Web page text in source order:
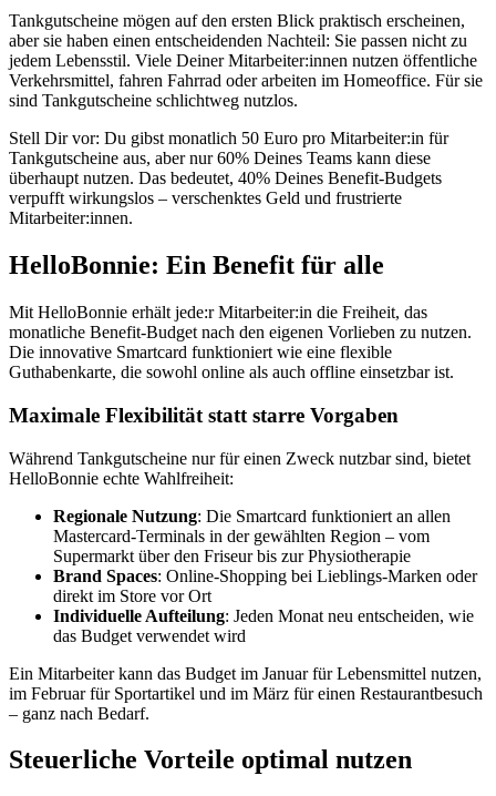
Tankgutscheine mögen auf den ersten Blick praktisch erscheinen,
aber sie haben einen entscheidenden Nachteil: Sie passen nicht zu
jedem Lebensstil. Viele Deiner Mitarbeiter:innen nutzen öffentliche
Verkehrsmittel, fahren Fahrrad oder arbeiten im Homeoffice. Für sie
sind Tankgutscheine schlichtweg nutzlos.
Stell Dir vor: Du gibst monatlich 50 Euro pro Mitarbeiter:in für
Tankgutscheine aus, aber nur 60% Deines Teams kann diese
überhaupt nutzen. Das bedeutet, 40% Deines Benefit-Budgets
verpufft wirkungslos – verschenktes Geld und frustrierte
Mitarbeiter:innen.
HelloBonnie: Ein Benefit für alle
Mit HelloBonnie erhält jede:r Mitarbeiter:in die Freiheit, das
monatliche Benefit-Budget nach den eigenen Vorlieben zu nutzen.
Die innovative Smartcard funktioniert wie eine flexible
Guthabenkarte, die sowohl online als auch offline einsetzbar ist.
Maximale Flexibilität statt starre Vorgaben
Während Tankgutscheine nur für einen Zweck nutzbar sind, bietet
HelloBonnie echte Wahlfreiheit:
Regionale Nutzung: Die Smartcard funktioniert an allen
Mastercard-Terminals in der gewählten Region – vom
Supermarkt über den Friseur bis zur Physiotherapie
Brand Spaces: Online-Shopping bei Lieblings-Marken oder
direkt im Store vor Ort
Individuelle Aufteilung: Jeden Monat neu entscheiden, wie
das Budget verwendet wird
Ein Mitarbeiter kann das Budget im Januar für Lebensmittel nutzen,
im Februar für Sportartikel und im März für einen Restaurantbesuch
– ganz nach Bedarf.
Steuerliche Vorteile optimal nutzen